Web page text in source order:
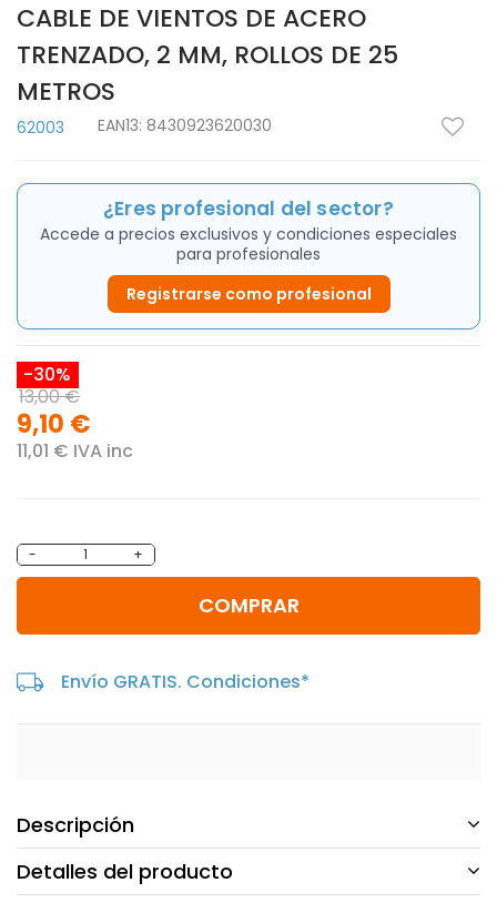
CABLE DE VIENTOS DE ACERO
TRENZADO, 2 MM, ROLLOS DE 25
METROS
62003 EAN13: 8430923620030
¿Eres profesional del sector?
Accede a precios exclusivos y condiciones especiales
para profesionales
Registrarse como profesional
-30%
13,00 €
9,10 €
11,01 € IVA inc
- +
COMPRAR
Envío GRATIS. Condiciones*
Descripción
Detalles del producto